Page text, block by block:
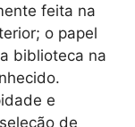
feita na
o papel
biblioteca na
e
de